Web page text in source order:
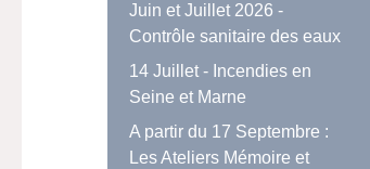
Juin et Juillet 2026 -
Contrôle sanitaire des eaux
14 Juillet - Incendies en
Seine et Marne
A partir du 17 Septembre :
Les Ateliers Mémoire et